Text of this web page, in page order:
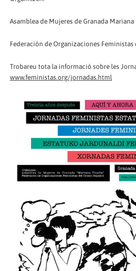
Asamblea de Mujeres de Granada Mariana
Federación de Organizaciones Feministas
Trobareu tota la informació sobre les
www.feministas.org/jornadas.html